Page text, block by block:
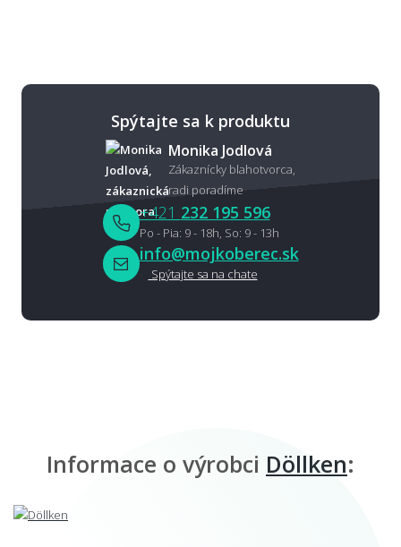
Spýtajte sa k produktu
Monika Jodlová
Zákaznícky blahotvorca,
radi poradíme
+421 232 195 596
Po - Pia: 9 - 18h, So: 9 - 13h
info@mojkoberec.sk
Spýtajte sa na chate
Informace o výrobci Döllken: